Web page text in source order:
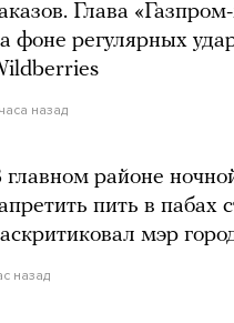
Глава
фоне регулярных
назад
главном районе
пить в пабах
мэр
назад